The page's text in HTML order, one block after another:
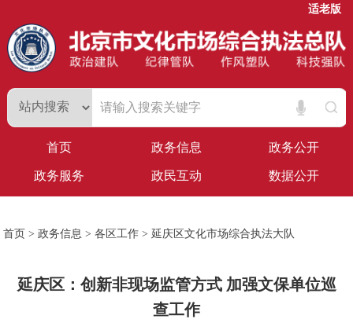
适老版
首页 政务信息 政务公开
政务服务 政民互动 数据公开
首页 >政务信息 >各区工作 > 延庆区文化市场综合执法大队
延庆区：创新非现场监管方式 加强文保单位巡
查工作